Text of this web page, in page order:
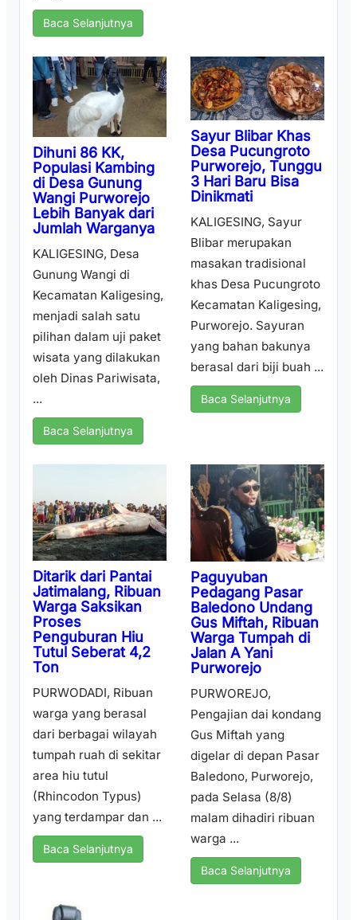
Baca Selanjutnya
Dihuni 86 KK,
Populasi Kambing
di Desa Gunung
Wangi Purworejo
Lebih Banyak dari
Jumlah Warganya
KALIGESING, Desa
Gunung Wangi di
Kecamatan Kaligesing,
menjadi salah satu
pilihan dalam uji paket
wisata yang dilakukan
oleh Dinas Pariwisata,
...
Baca Selanjutnya
Sayur Blibar Khas
Desa Pucungroto
Purworejo, Tunggu
3 Hari Baru Bisa
Dinikmati
KALIGESING, Sayur
Blibar merupakan
masakan tradisional
khas Desa Pucungroto
Kecamatan Kaligesing,
Purworejo. Sayuran
yang bahan bakunya
berasal dari biji buah ...
Baca Selanjutnya
Ditarik dari Pantai
Jatimalang, Ribuan
Warga Saksikan
Proses
Penguburan Hiu
Tutul Seberat 4,2
Ton
PURWODADI, Ribuan
warga yang berasal
dari berbagai wilayah
tumpah ruah di sekitar
area hiu tutul
(Rhincodon Typus)
yang terdampar dan ...
Baca Selanjutnya
Paguyuban
Pedagang Pasar
Baledono Undang
Gus Miftah, Ribuan
Warga Tumpah di
Jalan A Yani
Purworejo
PURWOREJO,
Pengajian dai kondang
Gus Miftah yang
digelar di depan Pasar
Baledono, Purworejo,
pada Selasa (8/8)
malam dihadiri ribuan
warga ...
Baca Selanjutnya